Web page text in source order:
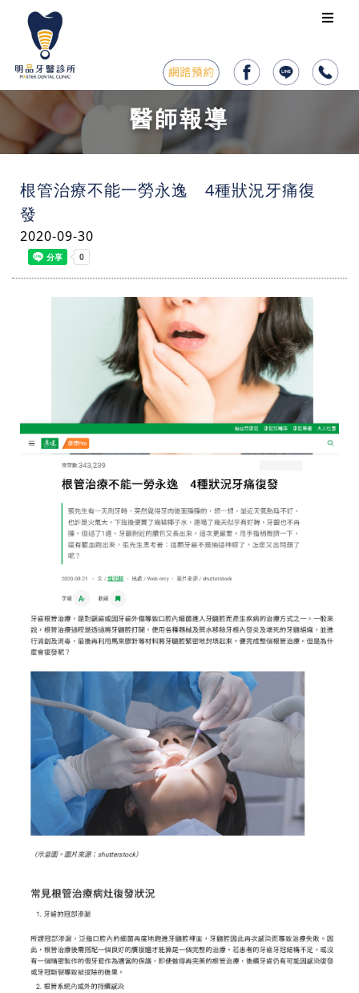
醫師報導
根管治療不能一勞永逸 4種狀況牙痛復
發
2020-09-30